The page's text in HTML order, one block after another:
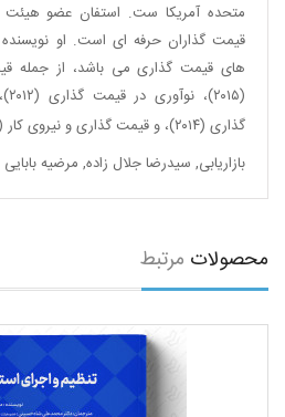
متحده آمریکا ست. استفان عضو هیئت
قیمت گذاران حرفه ای است. او
های قیمت گذاری می باشد، از جمله
گذاری (۲۰۱۴)، و قیمت گذاری و نیروی کار (۲۰۱۵).
بازاریابی, سیدرضا جلال زاده, مرضیه بابایی
محصولات مرتبط